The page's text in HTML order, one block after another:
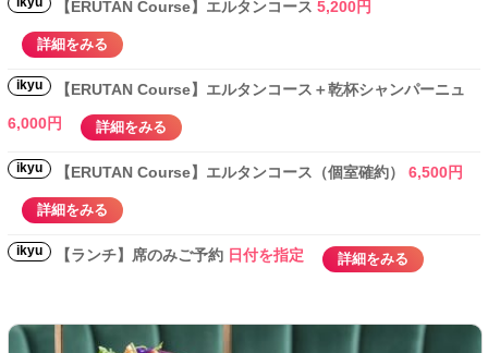
【ERUTAN Course】エルタンコース 5,200円
詳細をみる
ikyu
【ERUTAN Course】エルタンコース＋乾杯シャンパーニュ
6,000円
詳細をみる
ikyu 【ERUTAN Course】エルタンコース（個室確約） 6,500円
詳細をみる
ikyu 【ランチ】席のみご予約 日付を指定 詳細をみる